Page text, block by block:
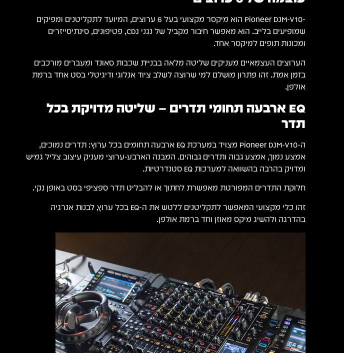
-Pioneer DJM-V10 הוא מיקסר מקצועי בעל 6 ערוצים, המיועד לתקליטנים ומפיקים
שמופיעים בלייב. הוא מאפשר חיבור מקביל של נגני CDJ, פטיפונים, סינתיסייזרים
ומכונות תופים למיקסר אחד.
הערוצים העצמאיים מעניקים שליטה מלאה בבניית שכבות סאונד ומעברים מורכבים
בזמן אמת. זהו פתרון מושלם למי שרוצה לשלב ציוד אנלוגי ודיגיטלי בסט אחד ברמת
אולפן.
EQ ארבעה תחומי תדרים – שליטה מדויקת בכל
תדר
ה-Pioneer DJM-V10 מצויד במערכת EQ ארבעה תחומים בכל ערוץ: תדרים נמוכים,
אמצע נמוך, אמצע גבוה ותדרים גבוהים. המבנה הארבע-ערוצי מעניק עיצוב צליל גמיש
ומדויק בהרבה בהשוואה למערכות EQ סטנדרטיות.
חלוקת התדרים המפורטת מאפשרת לחתוך או להבליט תדר ספציפי בסט באופן נקי.
זהו כלי מקצועי המאפשר לתקליטנים ללטש את ה-EQ בכל ערוץ, לבנות אנרגיה
בהדרגה ולהשיג מיקס מאוזן וחד ברמת אולפן.